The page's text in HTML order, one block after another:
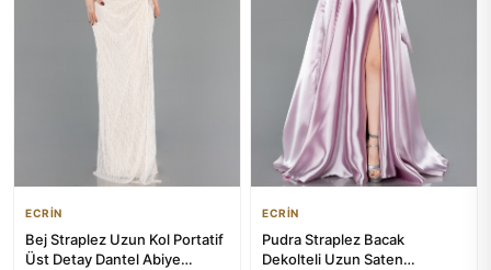
ECRİN
Bej Straplez Uzun Kol Portatif
Üst Detay Dantel Abiye
ECRİN
Pudra Straplez Bacak
Dekolteli Uzun Saten